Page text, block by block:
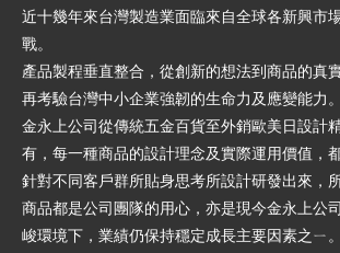
近十幾年來台灣製造業面臨來自全球各新興市
戰。
產品製程垂直整合，從創新的想法到商品的真
再考驗台灣中小企業強韌的生命力及應變能力。
金永上公司從傳統五金百貨至外銷歐美日設計
有，每一種商品的設計理念及實際運用價值，
針對不同客戶群所貼身思考所設計研發出來，
商品都是公司團隊的用心，亦是現今金永上公
峻環境下，業績仍保持穩定成長主要因素之ㄧ。